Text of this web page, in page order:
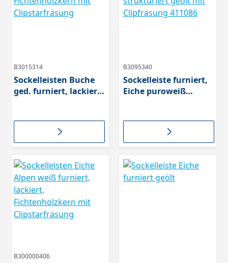
B3015314
Sockelleisten Buche
ged. furniert, lackiert,
B3095340
Sockelleiste furniert,
Eiche puroweiß
B300000406